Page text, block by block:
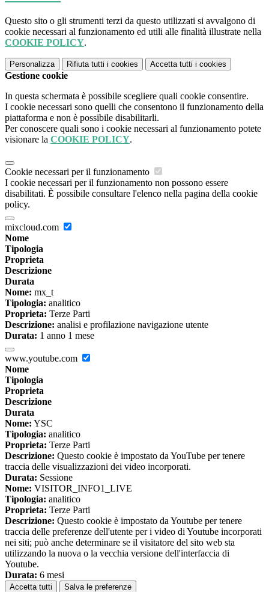
Questo sito o gli strumenti terzi da questo utilizzati si avvalgono di
cookie necessari al funzionamento ed utili alle finalità illustrate nella
COOKIE POLICY.
Personalizza Rifiuta tutti i cookies Accetta tutti i cookies
Gestione cookie
In questa schermata è possibile scegliere quali cookie consentire.
I cookie necessari sono quelli che consentono il funzionamento della
piattaforma e non è possibile disabilitarli.
Per conoscere quali sono i cookie necessari al funzionamento potete
visionare la COOKIE POLICY.
Cookie necessari per il funzionamento
I cookie necessari per il funzionamento non possono essere
disabilitati. È possibile consultare l'elenco nella pagina della cookie
policy.
mixcloud.com
Nome
Tipologia
Proprieta
Descrizione
Durata
Nome: mx_t
Tipologia: analitico
Proprieta: Terze Parti
Descrizione: analisi e profilazione navigazione utente
Durata: 1 anno 1 mese
www.youtube.com
Nome
Tipologia
Proprieta
Descrizione
Durata
Nome: YSC
Tipologia: analitico
Proprieta: Terze Parti
Descrizione: Questo cookie è impostato da YouTube per tenere
traccia delle visualizzazioni dei video incorporati.
Durata: Sessione
Nome: VISITOR_INFO1_LIVE
Tipologia: analitico
Proprieta: Terze Parti
Descrizione: Questo cookie è impostato da Youtube per tenere
traccia delle preferenze dell'utente per i video di Youtube incorporati
nei siti; può anche determinare se il visitatore del sito web sta
utilizzando la nuova o la vecchia versione dell'interfaccia di
Youtube.
Durata: 6 mesi
Accetta tutti Salva le preferenze